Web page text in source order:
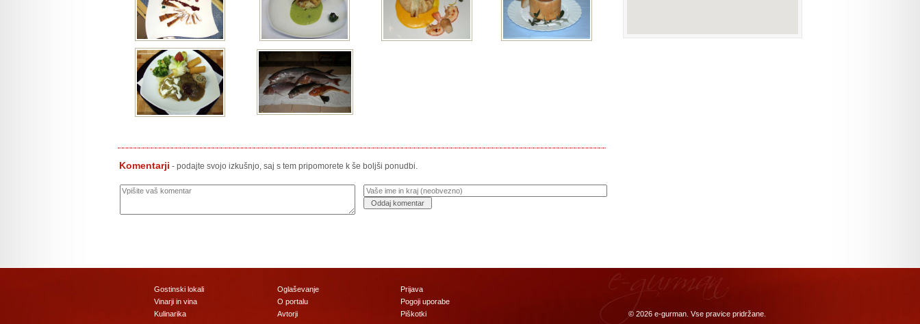
Komentarji - podajte svojo izkušnjo, saj s tem pripomorete k še boljši ponudbi.
Gostinski lokali
Vinarji in vina
Kulinarika
Oglaševanje
O portalu
Avtorji
Prijava
Pogoji uporabe
Piškotki
© 2026 e-gurman . Vse pravice pridržane.